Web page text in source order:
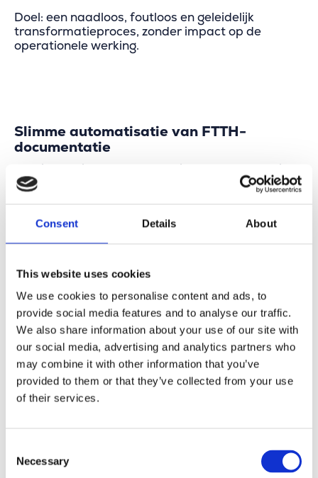
Consent Details About
This website uses cookies
We use cookies to personalise content and ads, to
provide social media features and to analyse our traffic.
We also share information about your use of our site with
our social media, advertising and analytics partners who
may combine it with other information that you’ve
provided to them or that they’ve collected from your use
of their services.
Selection
Necessary
Doel: een naadloos, foutloos en geleidelijk
transformatieproces, zonder impact op de
operationele werking.
Slimme automatisatie van FTTH-
documentatie
Proximus wil de documentatie van de FTTH-uitrol
maximaal automatiseren. Dat versnelt niet alleen
de data-invoer, maar reduceert ook het risico op
Met slechts enkele kliks kunnen volledige
Leidingen en kabels
Verdeeldozen en splitters
Alle glasvezelverbindingen (fusion splices en
connectors) tot op vezelniveau
Doorheen de uitrol worden bovendien meerdere
netwerktechnologieën geïntroduceerd. Proximus
past zich dynamisch aan aan wijzigende
kostentarieven en de nieuwste technologieën. Dit
Nieuwe types glasvezelknooppunten